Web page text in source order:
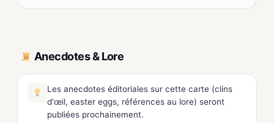
Anecdotes & Lore
Les anecdotes éditoriales sur cette carte (clins
d'œil, easter eggs, références au lore) seront
publiées prochainement.